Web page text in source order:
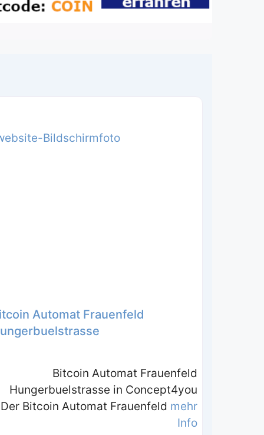
Automat Frauenfeld
Bitcoin Automat Frauenfeld
Hungerbuelstrasse in Concept4you
Der Bitcoin Automat Frauenfeld mehr
Info